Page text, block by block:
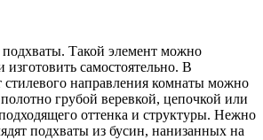
Такой элемент можно
изготовить самостоятельно. В
стилевого направления комнаты можно
грубой веревкой, цепочкой или
оттенка и структуры. Нежно
подхваты из бусин, нанизанных на